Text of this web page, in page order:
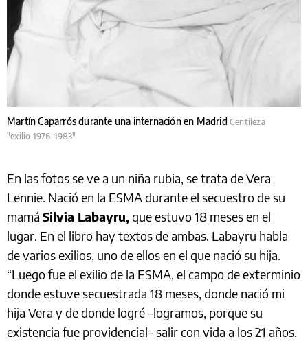
Martín Caparrós durante una internación en Madrid Gentileza
"exilio 1976-1983"
En las fotos se ve a un niña rubia, se trata de Vera
Lennie. Nació en la ESMA durante el secuestro de su
mamá Silvia Labayru,que estuvo 18 meses en el
lugar. En el libro hay textos de ambas. Labayru habla
de varios exilios, uno de ellos en el que nació su hija.
“Luego fue el exilio de la ESMA, el campo de exterminio
donde estuve secuestrada 18 meses, donde nació mi
hija Vera y de donde logré –logramos, porque su
existencia fue providencial– salir con vida a los 21 años.